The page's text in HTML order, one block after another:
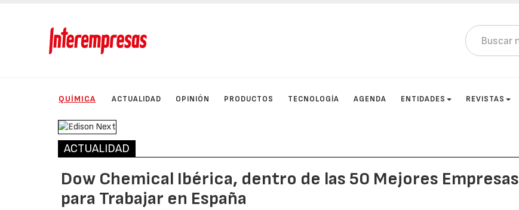
QUÍMICA ACTUALIDAD OPINIÓN PRODUCTOS TECNOLOGÍA AGENDA ENTIDADES REVISTAS
ACTUALIDAD
Dow Chemical Ibérica, dentro de las 50 Mejores Empresas
para Trabajar en España